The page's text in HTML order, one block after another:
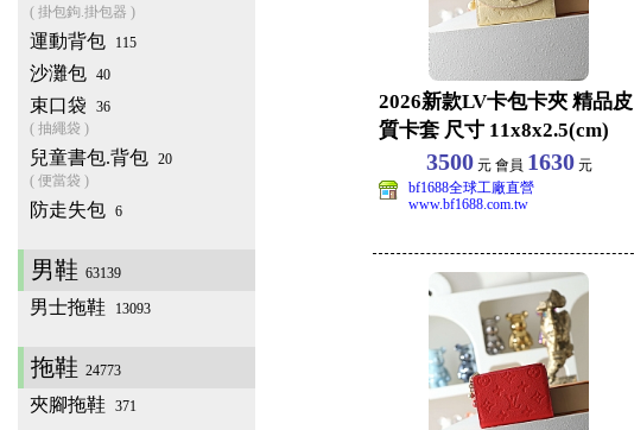
( 掛包鉤.掛包器 )
運動背包 115
沙灘包 40
束口袋
36
( 抽繩袋 )
兒童書包.背包 20
( 便當袋 )
防走失包 6
男鞋 63139
男士拖鞋 13093
拖鞋 24773
夾腳拖鞋 371
2026新款LV卡包卡夾 精品皮
質卡套 尺寸 11x8x2.5(cm)
3500元 會員 1630元
bf1688全球工廠直營
www.bf1688.com.tw